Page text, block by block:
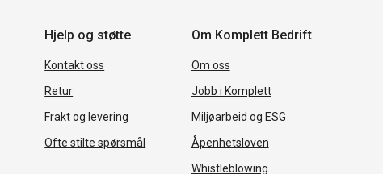
Hjelp og støtte
Kontakt oss
Retur
Frakt og levering
Ofte stilte spørsmål
Om Komplett Bedrift
Om oss
Jobb i Komplett
Miljøarbeid og ESG
Åpenhetsloven
Whistleblowing